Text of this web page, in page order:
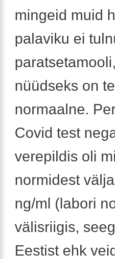
mingeid muid
palaviku ei
nüüdseks on
normaalne.
Covid test
verepildis oli
normidest
ng/ml (labori
välisriigis,
Eestist ehk